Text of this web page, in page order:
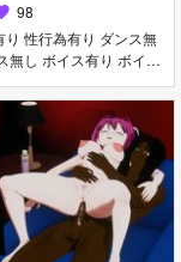
98
ンス無